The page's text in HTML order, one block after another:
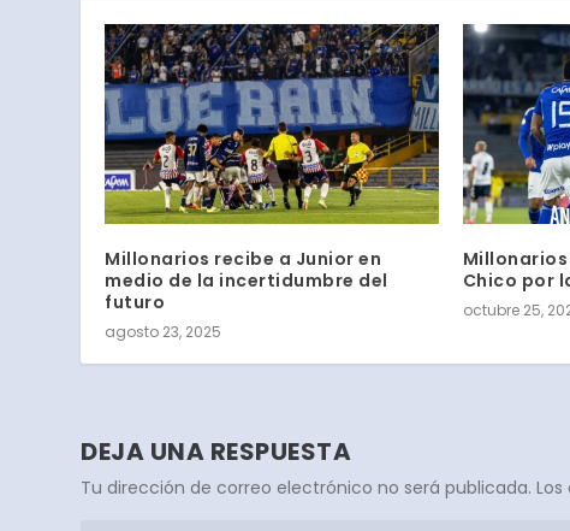
Millonarios recibe a Junior en
medio de la incertidumbre del
futuro
agosto 23, 2025
Chico por
octubre 25,
DEJA UNA RESPUESTA
Tu dirección de correo electrónico no será publicada.